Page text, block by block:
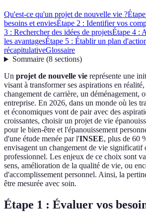
Qu'est-ce qu'un projet de nouvelle vie ?
besoins et enviesÉtape 2 : Identifier vos
3 : Rechercher des idées de projetsÉtape 4 :
les avantagesÉtape 5 : Établir un plan
récapitulativeGlossaire
Sommaire(8 sections)
Un projet de nouvelle vie représente une
visant à transformer ses aspirations en
changement de carrière, un déménagement,
entreprise. En 2026, dans un monde où les
et économiques vont de pair avec des
croissantes, choisir un projet de vie
pour le bien-être et l'épanouissement
d'une étude menée par l'INSEE, plus de 60
envisagent un changement de vie significatif
professionnel. Les enjeux de ce choix sont
sens, amélioration de la qualité de vie, ou
d'accomplissement personnel. Ainsi, la
être mesurée avec soin.
Étape 1 : Évaluer vos